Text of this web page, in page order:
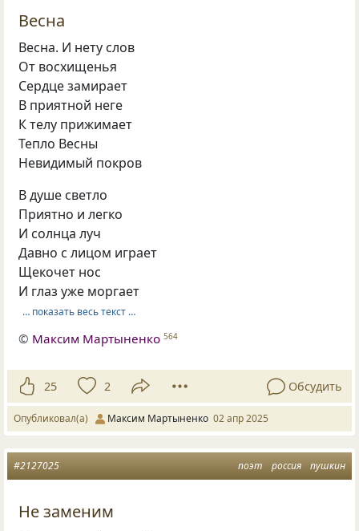
Весна
Весна. И нету слов
От восхищенья
Сердце замирает
В приятной неге
К телу прижимает
Тепло Весны
Невидимый покров
В душе светло
Приятно и легко
И солнца луч
Давно с лицом играет
Щекочет нос
И глаз уже моргает
… показать весь текст …
© Максим Мартыненко 564
25 2 Обсудить
Опубликовал(а) Максим Мартыненко 02 апр 2025
поэт россия пушкин
#2127025
Не заменим